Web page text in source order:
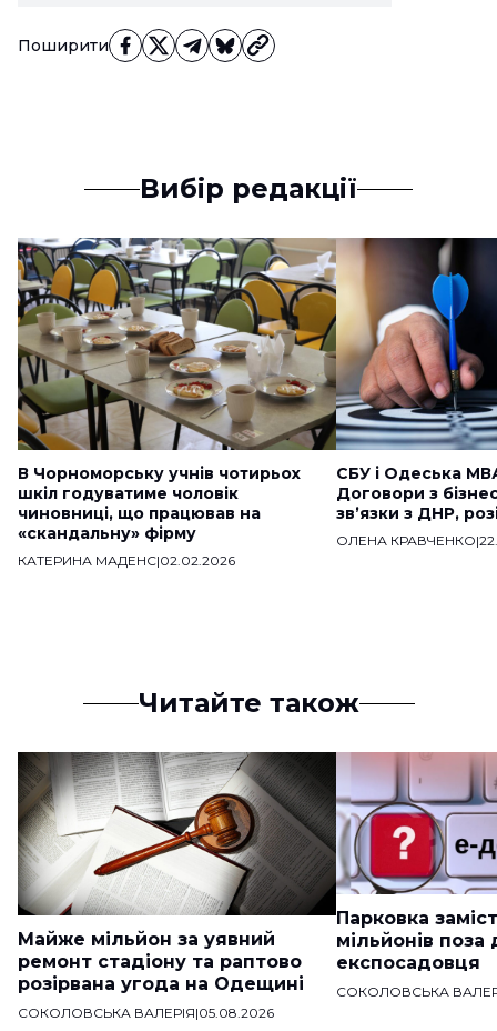
Поширити
Вибір редакції
В Чорноморську учнів чотирьох
шкіл годуватиме чоловік
чиновниці, що працював на
«скандальну» фірму
КАТЕРИНА МАДЕНС|02.02.2026
СБУ і Одеська
Договори з
звʼязки з ДНР,
ОЛЕНА КРАВЧЕНКО|
Читайте також
Майже мільйон за уявний
ремонт стадіону та раптово
розірвана угода на Одещині
СОКОЛОВСЬКА ВАЛЕРІЯ|05.08.2026
Парковка
мільйонів поза
експосадовця
СОКОЛОВСЬКА